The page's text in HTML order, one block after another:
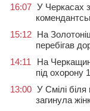
16:07 У Черкасах
15:12 На
перебігав
14:11
На
під охорону
13:00 У Смілі біля
загинула